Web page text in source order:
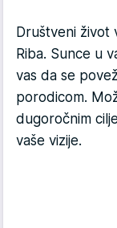
Društveni život
Riba. Sunce u
vas da se
porodicom.
dugoročnim
vaše vizije.